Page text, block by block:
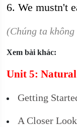
6. We mustn't
(Chúng ta
Xem bài khác:
Unit 5:
Getting
A Closer Look